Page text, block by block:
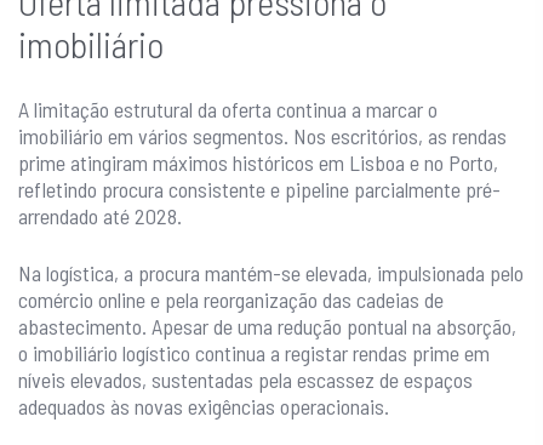
imobiliário
A limitação estrutural da oferta continua a marcar o
imobiliário em vários segmentos. Nos escritórios, as rendas
prime atingiram máximos históricos em Lisboa e no Porto,
refletindo procura consistente e pipeline parcialmente pré-
arrendado até 2028.
Na logística, a procura mantém-se elevada, impulsionada pelo
comércio online e pela reorganização das cadeias de
abastecimento. Apesar de uma redução pontual na absorção,
o imobiliário logístico continua a registar rendas prime em
níveis elevados, sustentadas pela escassez de espaços
adequados às novas exigências operacionais.